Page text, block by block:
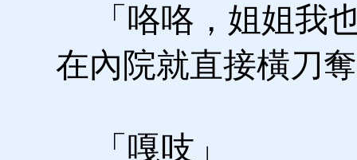
「咯咯，姐姐我
在內院就直接橫刀
「嘎吱」